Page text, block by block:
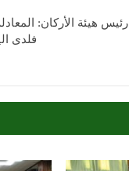
رئيس هيئة الأركان:
فلدى